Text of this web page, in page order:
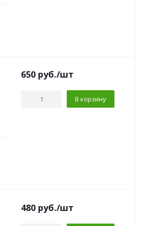
650 руб./шт
В корзину
480 руб./шт